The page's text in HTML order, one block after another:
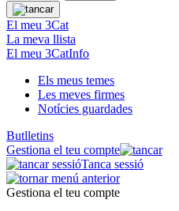
El meu 3Cat
La meva llista
El meu 3CatInfo
Els meus temes
Les meves firmes
Notícies guardades
Butlletins
Gestiona el teu compte
Tanca sessió
Gestiona el teu compte